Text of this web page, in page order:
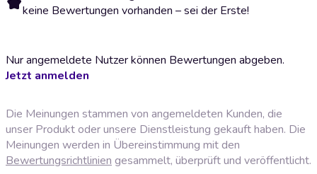
keine Bewertungen vorhanden – sei der Erste!
Nur angemeldete Nutzer können Bewertungen abgeben.
Jetzt anmelden
Die Meinungen stammen von angemeldeten Kunden, die
unser Produkt oder unsere Dienstleistung gekauft haben. Die
Meinungen werden in Übereinstimmung mit den
Bewertungsrichtlinien gesammelt, überprüft und veröffentlicht.